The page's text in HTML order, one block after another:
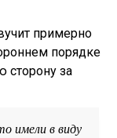
примерно
порядке
сторону за
имели в виду